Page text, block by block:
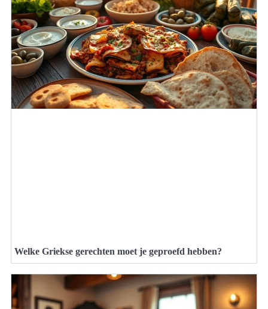
Welke Griekse gerechten moet je geproefd hebben?